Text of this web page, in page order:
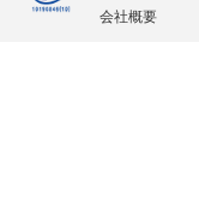
会社概要